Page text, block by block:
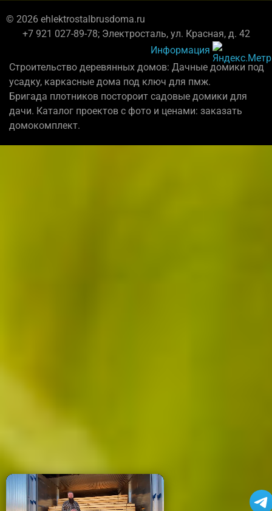
© 2026 ehlektrostalbrusdoma.ru
+7 921 027-89-78; Электросталь, ул. Красная, д. 42
Информация
Строительство деревянных домов: Дачные домики под
усадку, каркасные дома под ключ для пмж.
Бригада плотников постороит садовые домики для
дачи. Каталог проектов с фото и ценами: заказать
домокомплект.